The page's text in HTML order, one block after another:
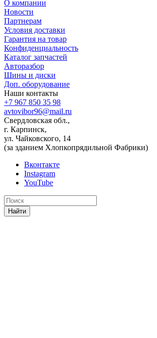
О компании
Новости
Партнерам
Условия доставки
Гарантия на товар
Конфиденциальность
Каталог запчастей
Авторазбор
Шины и диски
Доп. оборудование
Наши контакты
+7 967 850 35 98
avtovibor96@mail.ru
Свердловская обл.,
г. Карпинск,
ул. Чайковского, 14
(за зданием Хлопкопрядильной Фабрики)
Вконтакте
Instagram
YouTube
Найти